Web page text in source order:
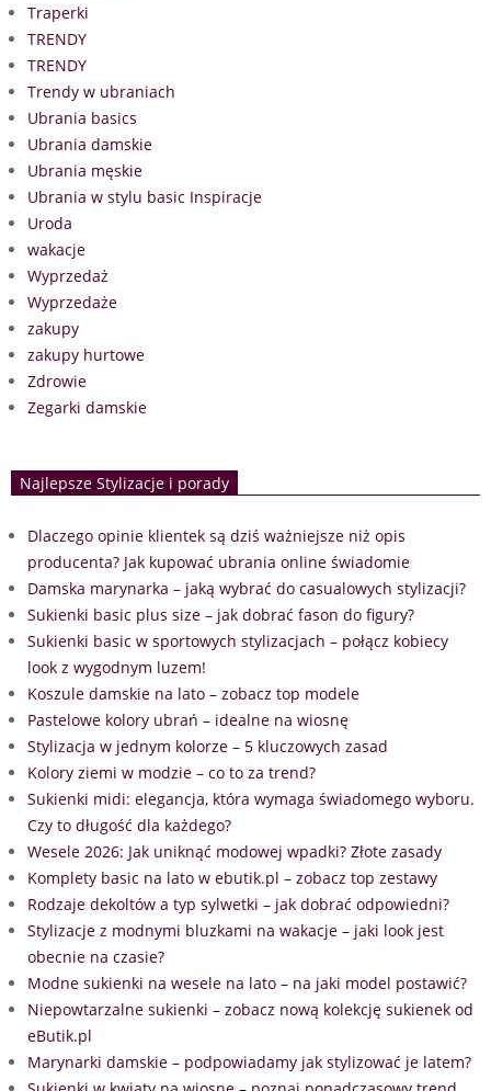
Traperki
TRENDY
TRENDY
Trendy w ubraniach
Ubrania basics
Ubrania damskie
Ubrania męskie
Ubrania w stylu basic Inspiracje
Uroda
wakacje
Wyprzedaż
Wyprzedaże
zakupy
zakupy hurtowe
Zdrowie
Zegarki damskie
Najlepsze Stylizacje i porady
Dlaczego opinie klientek są dziś ważniejsze niż opis
producenta? Jak kupować ubrania online świadomie
Damska marynarka – jaką wybrać do casualowych stylizacji?
Sukienki basic plus size – jak dobrać fason do figury?
Sukienki basic w sportowych stylizacjach – połącz kobiecy
look z wygodnym luzem!
Koszule damskie na lato – zobacz top modele
Pastelowe kolory ubrań – idealne na wiosnę
Stylizacja w jednym kolorze – 5 kluczowych zasad
Kolory ziemi w modzie – co to za trend?
Sukienki midi: elegancja, która wymaga świadomego wyboru.
Czy to długość dla każdego?
Wesele 2026: Jak uniknąć modowej wpadki? Złote zasady
Komplety basic na lato w ebutik.pl – zobacz top zestawy
Rodzaje dekoltów a typ sylwetki – jak dobrać odpowiedni?
Stylizacje z modnymi bluzkami na wakacje – jaki look jest
obecnie na czasie?
Modne sukienki na wesele na lato – na jaki model postawić?
Niepowtarzalne sukienki – zobacz nową kolekcję sukienek od
eButik.pl
Marynarki damskie – podpowiadamy jak stylizować je latem?